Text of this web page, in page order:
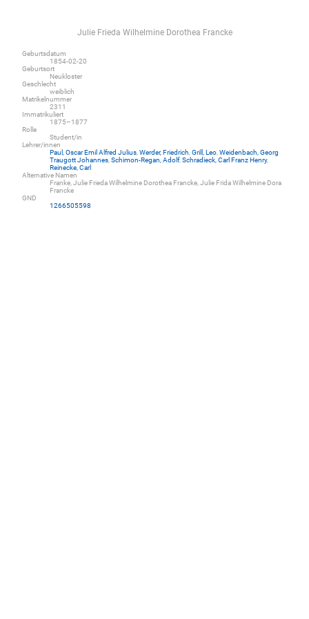
Julie Frieda Wilhelmine Dorothea Francke
Geburtsdatum
1854-02-20
Geburtsort
Neukloster
Geschlecht
weiblich
Matrikelnummer
2311
Immatrikuliert
1875–1877
Rolle
Student/in
Lehrer/innen
Paul, Oscar Emil Alfred Julius Werder, Friedrich Grill, Leo Weidenbach, Georg
Traugott Johannes Schimon-Regan, Adolf, Schradieck, Carl Franz Henry,
Reinecke, Carl
Alternative Namen
Franke, Julie Frieda Wilhelmine Dorothea Francke, Julie Frida Wilhelmine Dora
Francke
GND
1266505598